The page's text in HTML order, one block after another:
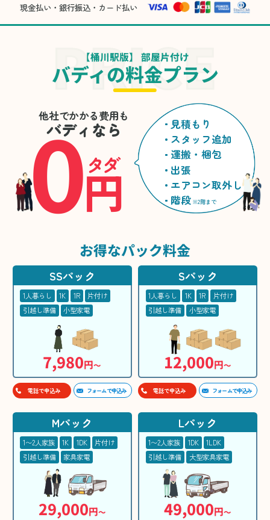
現金払い・銀行振込・カード払い
【桶川駅版】 部屋片付け
バディの料金プラン
他社でかかる費用も
バディなら
0円
タダ
見積もり
スタッフ追加
運搬・梱包
出張
エアコン取外し
階段 ※2階まで
お得なパック料金
SSパック
1人暮らし 1K 1R
片付け
引越し準備
小型家電
7,980円〜
電話で申込み フォームで申込み
Sパック
1人暮らし 1K 1R
片付け
引越し準備
小型家電
12,000円〜
電話で申込み フォームで申込み
Mパック
1〜2人家族 1K 1DK
片付け
引越し準備
家具家電
29,000円〜
Lパック
1〜2人家族 1DK
1LDK
引越し準備
大型家具家電
49,000円〜